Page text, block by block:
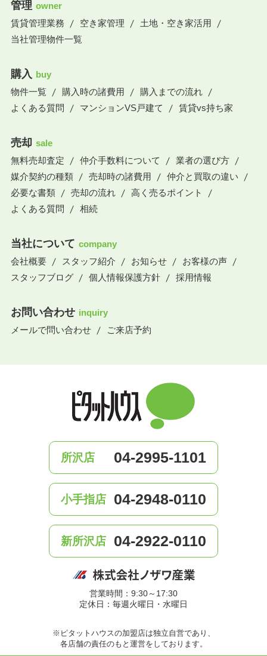
管理 owner
賃貸管理業務
空き家管理
土地・空き家活用
当社管理物件一覧
購入 buy
物件一覧
購入時の諸費用
購入までの流れ
よくある質問
マンションVS戸建て 賃貸vs持ち家
売却 sale
無料売却査定
仲介手数料について
業者の選び方
媒介契約の種類
売却時の諸費用
仲介と買取の違い
必要な書類
売却の流れ
高く売るポイント
よくある質問
相続
当社について company
会社概要
スタッフ紹介 お知らせ
お客様の声
スタッフブログ
個人情報保護方針 採用情報
お問い合わせ inquiry
メールで問い合わせ
ご来店予約
所沢店 04-2995-1101
小手指店 04-2948-0110
新所沢店 04-2922-0110
営業時間：9:30～17:30
定休日：毎週火曜日・水曜日
※ピタットハウスの加盟店は独立自営であり、
各店舗の責任のもと運営をしております。